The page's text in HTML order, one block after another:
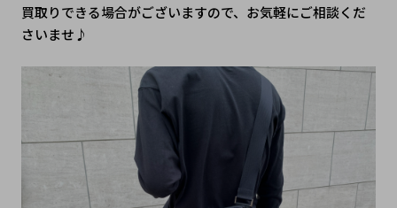
買取りできる場合がございますので、お気軽にご相談くだ
さいませ♪